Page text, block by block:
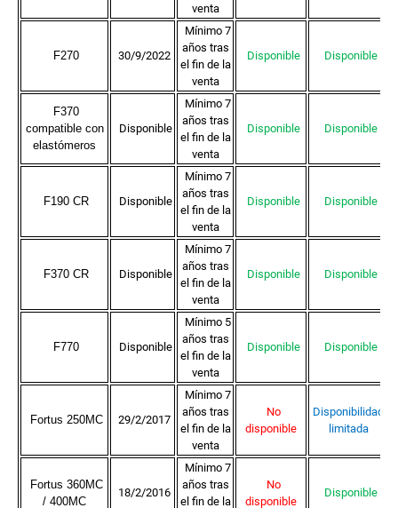
venta
F270 30/9/2022
Mínimo 7
años tras
el fin de la
venta
Disponible Disponible
F370
compatible con
elastómeros
Disponible
Mínimo 7
años tras
el fin de la
venta
Disponible Disponible
F190 CR Disponible
Mínimo 7
años tras
el fin de la
venta
Disponible Disponible
F370 CR Disponible
Mínimo 7
años tras
el fin de la
venta
Disponible Disponible
F770 Disponible
Mínimo 5
años tras
el fin de la
venta
Disponible Disponible
Fortus 250MC 29/2/2017
Mínimo 7
años tras
el fin de la
venta
No
disponible
Disponibilidad
limitada
Fortus 360MC
/ 400MC
18/2/2016
Mínimo 7
años tras
el fin de la
No
disponible
Disponible